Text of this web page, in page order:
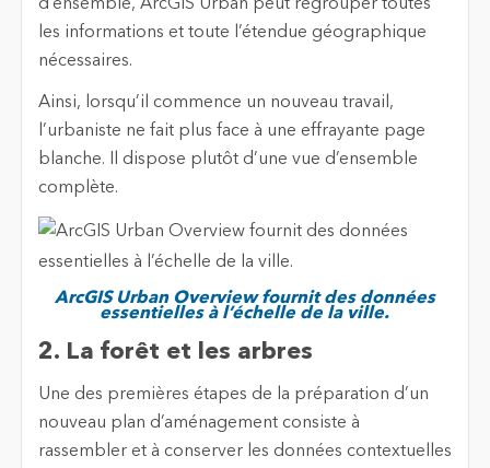
d’ensemble, ArcGIS Urban peut regrouper toutes
les informations et toute l’étendue géographique
nécessaires.
Ainsi, lorsqu’il commence un nouveau travail,
l’urbaniste ne fait plus face à une effrayante page
blanche. Il dispose plutôt d’une vue d’ensemble
complète.
ArcGIS Urban Overview fournit des données
essentielles à l’échelle de la ville.
2. La forêt et les arbres
Une des premières étapes de la préparation d’un
nouveau plan d’aménagement consiste à
rassembler et à conserver les données contextuelles